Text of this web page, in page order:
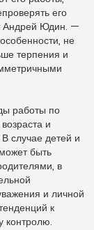
его
Андрей Юдин. —
не
терпения и
работы по
и
случае детей и
быть
в
и личной
к
контролю.